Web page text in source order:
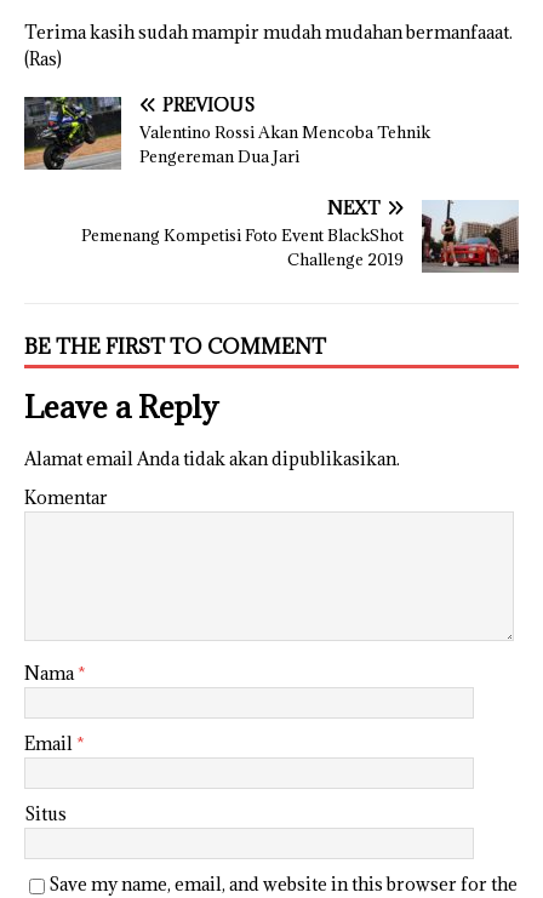
Terima kasih sudah mampir mudah mudahan bermanfaaat.
(Ras)
PREVIOUS
Valentino Rossi Akan Mencoba Tehnik
Pengereman Dua Jari
NEXT
Pemenang Kompetisi Foto Event BlackShot
Challenge 2019
BE THE FIRST TO COMMENT
Leave a Reply
Alamat email Anda tidak akan dipublikasikan.
Komentar
Nama*
Email *
Situs
Save my name, email, and website in this browser for the